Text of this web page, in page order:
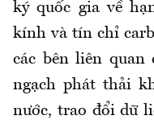
ký quốc gia về
kính và tín chỉ
các bên liên quan
ngạch phát thải
nước, trao đổi dữ